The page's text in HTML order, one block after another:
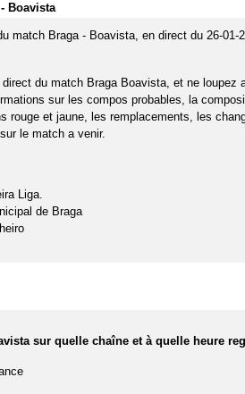
Boavista
match Braga - Boavista, en direct du 26-01-
du match Braga Boavista, et ne loupez
sur les compos probables, la
rouge et jaune, les remplacements, les
le match a venir.
Liga.
de Braga
sur quelle chaîne et à quelle heure